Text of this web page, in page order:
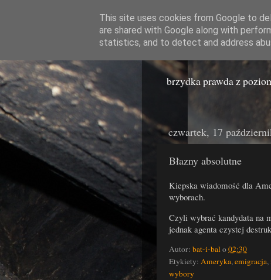
Miasto
brzydka prawda z
czwartek, 17
Błazny absolutne
Kiepska wiadomość dla
wyborach.
Czyli wybrać kandydata na
jednak agenta czystej
Autor: bat-i-balo02:30
Etykiety: Ameryka,emigracja,
wybory
This site uses cookies from Google to
are shared with Google along with
statistics, and to detect and address